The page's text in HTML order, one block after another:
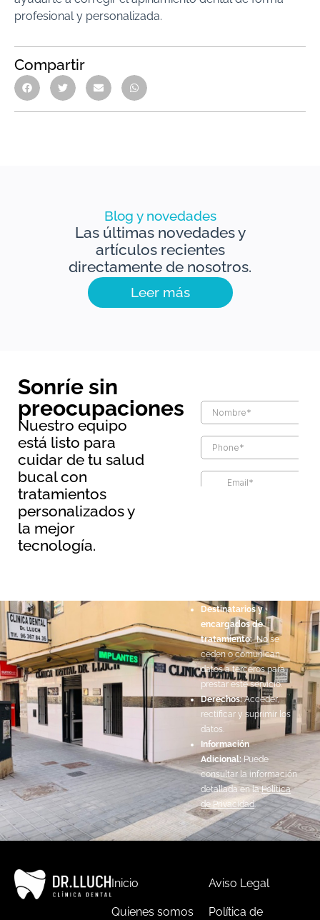
profesional y personalizada.
Compartir
Blog y novedades
Las últimas novedades y
artículos recientes
directamente de nosotros.
Leer más
Destinatarios y
encargados de
tratamiento:No se
ceden o comunican
datos a terceros para
prestar este servicio.
Derechos:Acceder,
rectificar y suprimir los
datos.
Información
Adicional: Puede
consultar la información
detallada en laPolítica
de Privacidad.
Sonríe sin
preocupaciones
Nuestro equipo
está listo para
cuidar de tu salud
bucal con
tratamientos
personalizados y
la mejor
tecnología.
Inicio
Quienes somos
Aviso Legal
Política de